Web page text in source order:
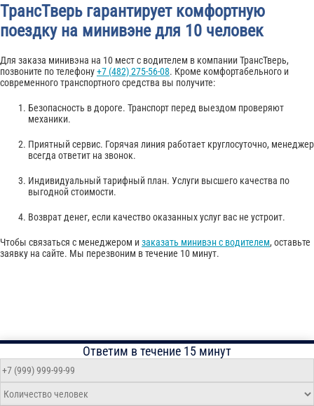
ТрансТверь гарантирует комфортную
поездку на минивэне для 10 человек
Для заказа минивэна на 10 мест с водителем в компании ТрансТверь,
позвоните по телефону+7 (482) 275-56-08. Кроме комфортабельного и
современного транспортного средства вы получите:
Безопасность в дороге. Транспорт перед выездом проверяют
механики.
Приятный сервис. Горячая линия работает круглосуточно, менеджер
всегда ответит на звонок.
Индивидуальный тарифный план. Услуги высшего качества по
выгодной стоимости.
Возврат денег, если качество оказанных услуг вас не устроит.
Чтобы связаться с менеджером и заказать минивэн с водителем, оставьте
заявку на сайте. Мы перезвоним в течение 10 минут.
Ответим в течение 15 минут